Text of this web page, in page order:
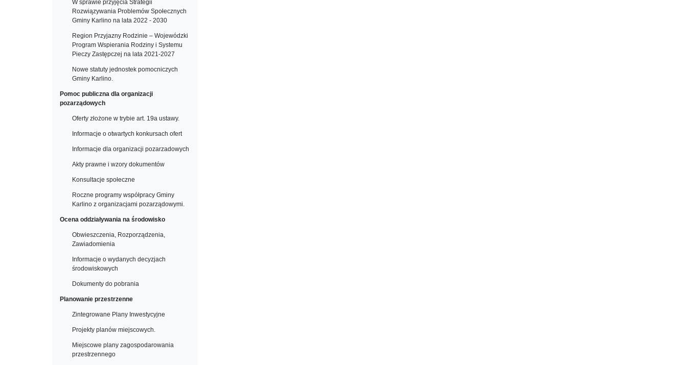
W sprawie przyjęcia Strategii
Rozwiązywania Problemów Społecznych
Gminy Karlino na lata 2022 - 2030
Region Przyjazny Rodzinie – Wojewódzki
Program Wspierania Rodziny i Systemu
Pieczy Zastępczej na lata 2021-2027
Nowe statuty jednostek pomocniczych
Gminy Karlino.
Pomoc publiczna dla organizacji
pozarządowych
Oferty złożone w trybie art. 19a ustawy.
Informacje o otwartych konkursach ofert
Informacje dla organizacji pozarzadowych
Akty prawne i wzory dokumentów
Konsultacje społeczne
Roczne programy współpracy Gminy
Karlino z organizacjami pozarządowymi.
Ocena oddziaływania na środowisko
Obwieszczenia, Rozporządzenia,
Zawiadomienia
Informacje o wydanych decyzjach
środowiskowych
Dokumenty do pobrania
Planowanie przestrzenne
Zintegrowane Plany Inwestycyjne
Projekty planów miejscowych.
Miejscowe plany zagospodarowania
przestrzennego